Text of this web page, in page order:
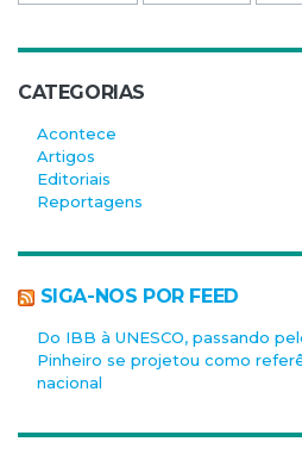
CATEGORIAS
Acontece
Artigos
Editoriais
Reportagens
SIGA-NOS POR FEED
Do IBB à UNESCO, passando
Pinheiro se projetou como
nacional